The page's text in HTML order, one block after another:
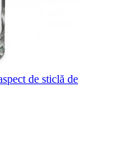
de sticlă de